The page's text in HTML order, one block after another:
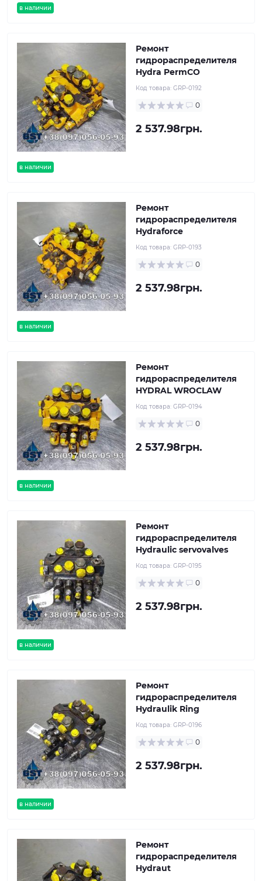
в наличии
в наличии
Ремонт
гидрораспределителя
Hydra PermCO
Код товара: GRP-0192
0
2 537.98грн.
в наличии
Ремонт
гидрораспределителя
Hydraforce
Код товара: GRP-0193
0
2 537.98грн.
в наличии
Ремонт
гидрораспределителя
HYDRAL WROCLAW
Код товара: GRP-0194
0
2 537.98грн.
в наличии
Ремонт
гидрораспределителя
Hydraulic servovalves
Код товара: GRP-0195
0
2 537.98грн.
в наличии
Ремонт
гидрораспределителя
Hydraulik Ring
Код товара: GRP-0196
0
2 537.98грн.
Ремонт
гидрораспределителя
Hydraut